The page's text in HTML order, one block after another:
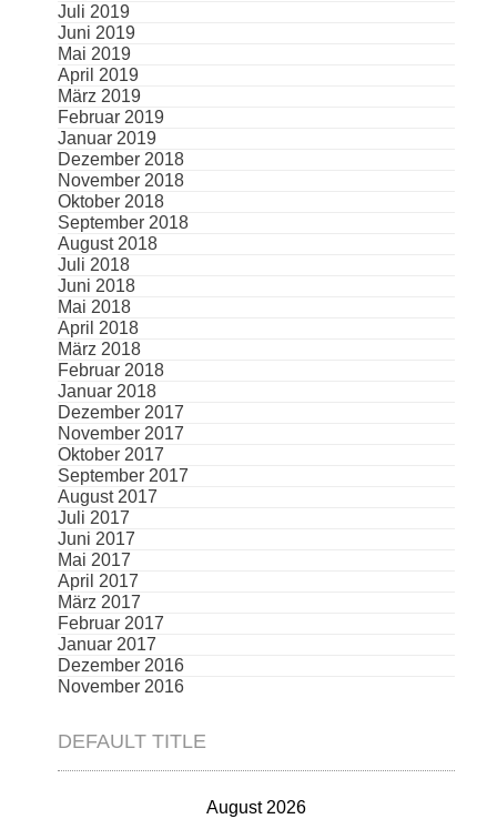
Juli 2019
Juni 2019
Mai 2019
April 2019
März 2019
Februar 2019
Januar 2019
Dezember 2018
November 2018
Oktober 2018
September 2018
August 2018
Juli 2018
Juni 2018
Mai 2018
April 2018
März 2018
Februar 2018
Januar 2018
Dezember 2017
November 2017
Oktober 2017
September 2017
August 2017
Juli 2017
Juni 2017
Mai 2017
April 2017
März 2017
Februar 2017
Januar 2017
Dezember 2016
November 2016
DEFAULT TITLE
August 2026